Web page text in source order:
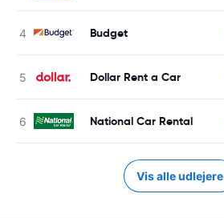
Budget
Dollar Rent a Car
National Car Rental
Vis alle udlejere